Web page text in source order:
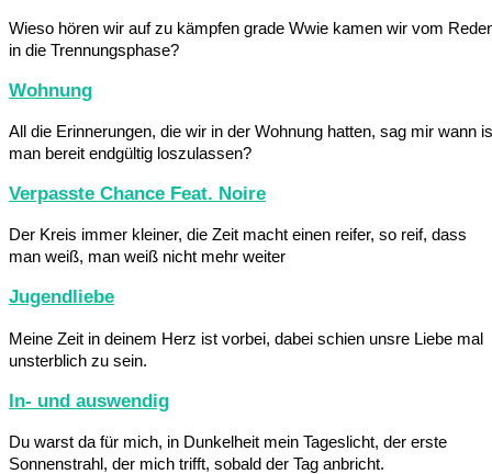
Wieso hören wir auf zu kämpfen grade Wwie kamen wir vom
in die Trennungsphase?
Wohnung
All die Erinnerungen, die wir in der Wohnung hatten, sag mir wann
man bereit endgültig loszulassen?
Verpasste Chance Feat. Noire
Der Kreis immer kleiner, die Zeit macht einen reifer, so reif, dass
man weiß, man weiß nicht mehr weiter
Jugendliebe
Meine Zeit in deinem Herz ist vorbei, dabei schien unsre Liebe mal
unsterblich zu sein.
In- und auswendig
Du warst da für mich, in Dunkelheit mein Tageslicht, der erste
Sonnenstrahl, der mich trifft, sobald der Tag anbricht.